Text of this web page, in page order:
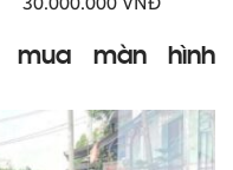
mua màn hình